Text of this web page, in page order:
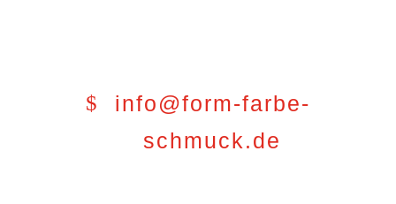
info@form-farbe-
schmuck.de